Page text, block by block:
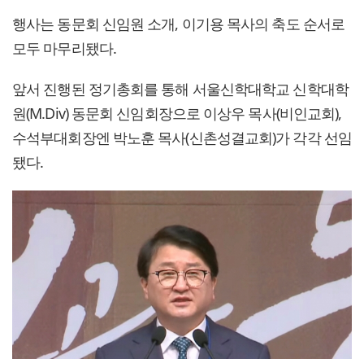
행사는 동문회 신임원 소개, 이기용 목사의 축도 순서로
모두 마무리됐다.
앞서 진행된 정기총회를 통해 서울신학대학교 신학대학
원(M.Div) 동문회 신임회장으로 이상우 목사(비인교회),
수석부대회장엔 박노훈 목사(신촌성결교회)가 각각 선임
됐다.